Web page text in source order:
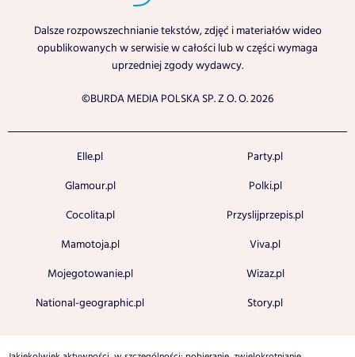
Dalsze rozpowszechnianie tekstów, zdjęć i materiałów wideo
opublikowanych w serwisie w całości lub w części wymaga
uprzedniej zgody wydawcy.
©BURDA MEDIA POLSKA SP. Z O. O. 2026
Elle.pl
Glamour.pl
Cocolita.pl
Mamotoja.pl
Mojegotowanie.pl
National-geographic.pl
Party.pl
Polki.pl
Przyslijprzepis.pl
Viva.pl
Wizaz.pl
Story.pl